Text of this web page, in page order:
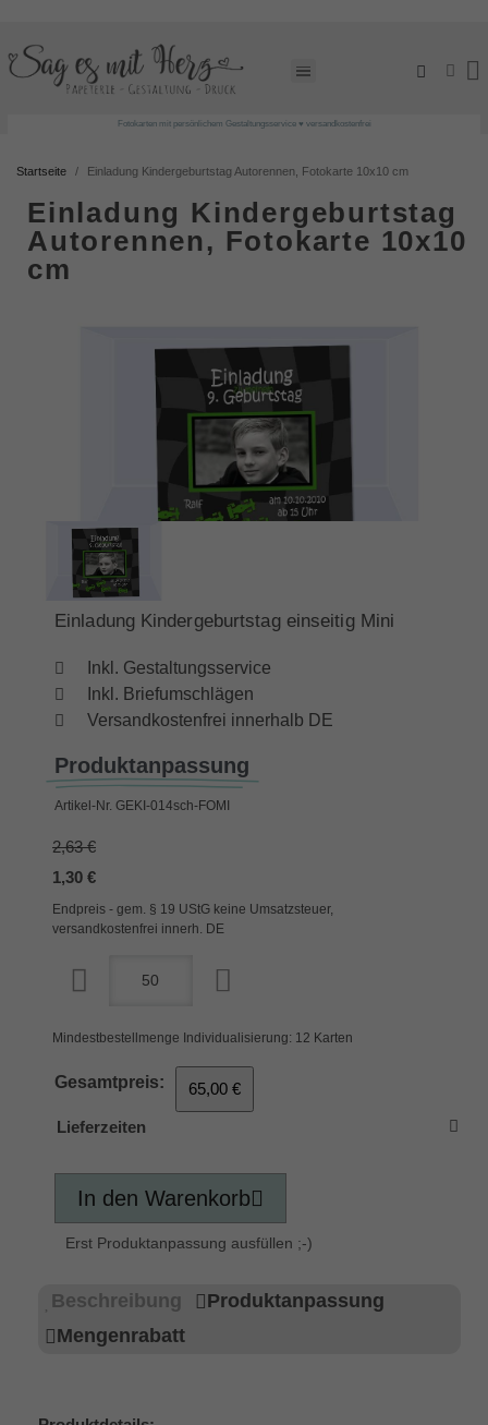
Fotokarten mit persönlichem Gestaltungsservice ♥ versandkostenfrei
Startseite Einladung Kindergeburtstag Autorennen, Fotokarte 10x10 cm
Einladung Kindergeburtstag
Autorennen, Fotokarte 10x10
cm
Einladung Kindergeburtstag einseitig Mini
Inkl. Gestaltungsservice
Inkl. Briefumschlägen
Versandkostenfrei innerhalb DE
Produktanpassung
Artikel-Nr. GEKI-014sch-FOMI
2,63 €
1,30 €
Endpreis - gem. § 19 UStG keine Umsatzsteuer,
versandkostenfrei innerh. DE
Mindestbestellmenge Individualisierung: 12 Karten
Gesamtpreis: 65,00 €
Lieferzeiten
In den Warenkorb
Erst Produktanpassung ausfüllen ;-)
Beschreibung
Produktanpassung
Mengenrabatt